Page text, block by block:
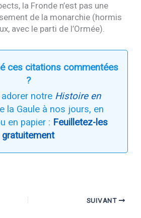
la Fronde n’est pas une
de la monarchie (hormis
avec le parti de l’Ormée).
ces citations commentées
?
notre Histoire en
la Gaule à nos jours, en
en papier : Feuilletez-les
gratuitement
SUIVANT